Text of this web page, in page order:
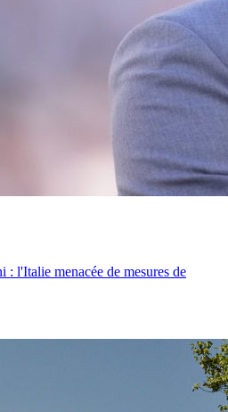
: l'Italie menacée de mesures de